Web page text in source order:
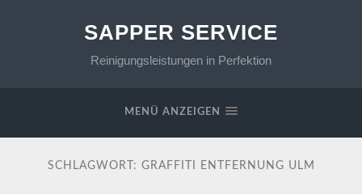
SAPPER SERVICE
Reinigungsleistungen in Perfektion
MENÜ ANZEIGEN
SCHLAGWORT: GRAFFITI ENTFERNUNG ULM